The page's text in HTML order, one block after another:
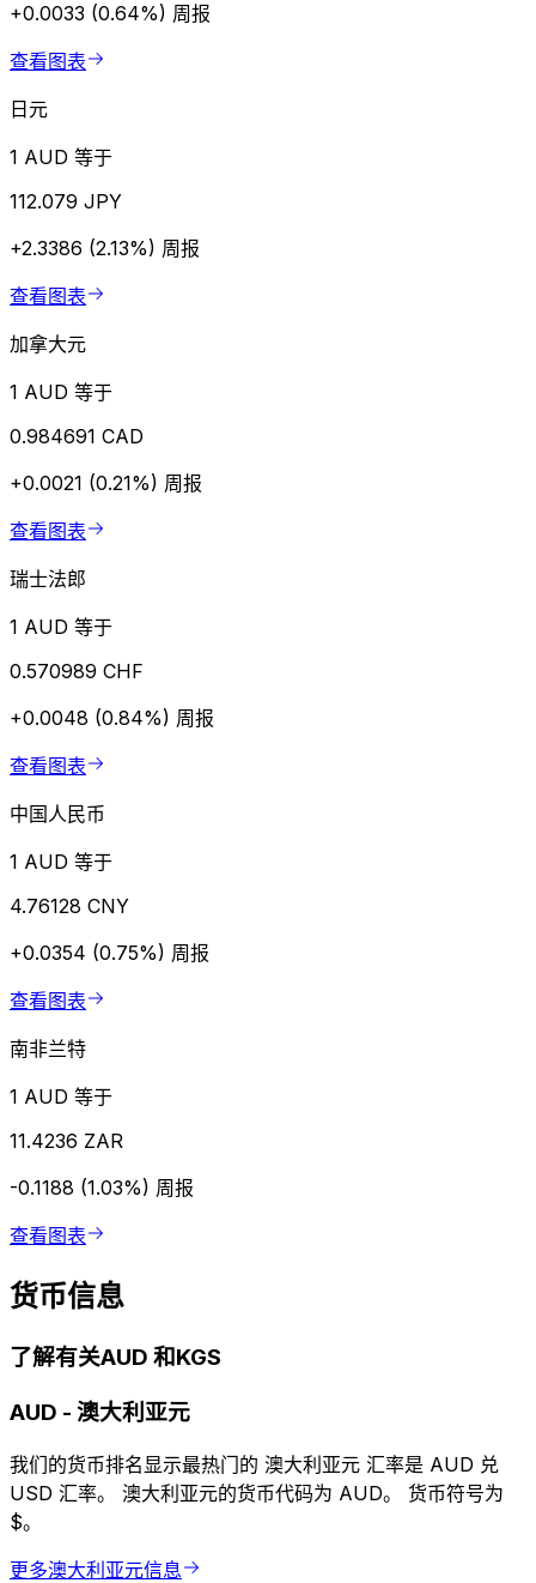
+0.0033 (0.64%) 周报
查看图表
日元
1 AUD 等于
112.079 JPY
+2.3386 (2.13%) 周报
查看图表
加拿大元
1 AUD 等于
0.984691 CAD
+0.0021 (0.21%) 周报
查看图表
瑞士法郎
1 AUD 等于
0.570989 CHF
+0.0048 (0.84%) 周报
查看图表
中国人民币
1 AUD 等于
4.76128 CNY
+0.0354 (0.75%) 周报
查看图表
南非兰特
1 AUD 等于
11.4236 ZAR
-0.1188 (1.03%) 周报
查看图表
货币信息
了解有关AUD 和KGS
AUD - 澳大利亚元
我们的货币排名显示最热门的 澳大利亚元 汇率是 AUD 兑
USD 汇率。 澳大利亚元的货币代码为 AUD。 货币符号为
$。
更多澳大利亚元信息